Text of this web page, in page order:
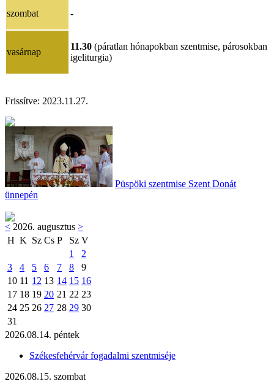
szombat -
vasárnap
11.30 (páratlan hónapokban szentmise, párosokban
igeliturgia)
Frissítve: 2023.11.27.
Püspöki szentmise Szent Donát
ünnepén
< 2026. augusztus >
H K Sz Cs P Sz V
1
2
3
4 5 6 7 8
9
10 11 12 13 14 15 16
17 18 19 20 21 22 23
24 25 26 27 28 29 30
31
2026.08.14. péntek
Székesfehérvár fogadalmi szentmiséje
2026.08.15. szombat